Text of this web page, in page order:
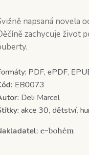
napsaná novela
zachycuje život
PDF, ePDF,
EB0073
Deli Marcel
akce 30, dětství,
e-bohém